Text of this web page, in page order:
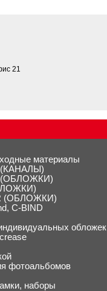
21
материалы
(КАНАЛЫ)
(ОБЛОЖКИ)
(ОБЛОЖКИ)
C-BIND
обложек
фотоальбомов
наборы